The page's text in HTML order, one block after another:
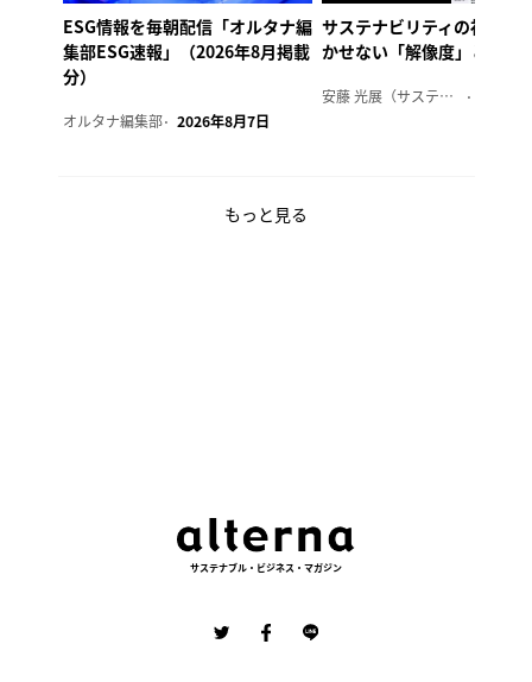
ESG情報を毎朝配信「オルタナ編
集部ESG速報」（2026年8月掲載
分）
オルタナ編集部 2026年8月7日
サステナビリティの社内浸
かせない「解像度」とは
安藤 光展（サステナビリティ・コンサルタント）
もっと見る
サステナブル・ビジネス・マガジン